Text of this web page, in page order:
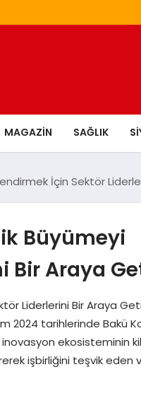
MAGAZIN SAĞLIK
İçin Sektör
Büyümeyi
Bir Araya
Liderlerini Bir Araya
2024 tarihlerinde Bakü
inovasyon ekosisteminin
işbirliğini teşvik eden